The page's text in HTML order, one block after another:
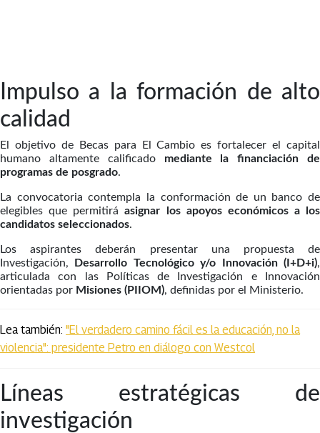
Impulso a la formación de alto
calidad
El objetivo de Becas para El Cambio es fortalecer el capital
humano altamente calificado mediante la financiación de
programas de posgrado.
La convocatoria contempla la conformación de un banco de
elegibles que permitiráasignar los apoyos económicos a los
candidatos seleccionados.
Los aspirantes deberán presentar una propuesta de
Investigación,
Desarrollo Tecnológico y/o Innovación (I+D+i),
articulada con las Políticas de Investigación e Innovación
orientadas por Misiones (PIIOM), definidas por el Ministerio.
Lea también: "El verdadero camino fácil es la educación, no la
violencia": presidente Petro en diálogo con Westcol
Líneas estratégicas de
investigación